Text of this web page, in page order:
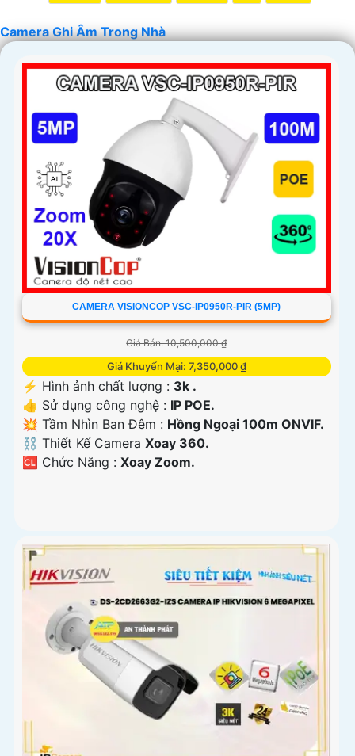
hàng tốt.
Camera Ghi Âm Trong Nhà
CAMERA VISIONCOP VSC-IP0950R-PIR (5MP)
Giá Bán: 10,500,000 ₫
Giá Khuyến Mại: 7,350,000 ₫
️⚡ Hình ảnh chất lượng : 3k .
👍 Sử dụng công nghệ : IP POE.
💥 Tầm Nhìn Ban Đêm : Hồng Ngoại 100m ONVIF.
⛓ Thiết Kế Camera Xoay 360.
️🆑 Chức Năng : Xoay Zoom.